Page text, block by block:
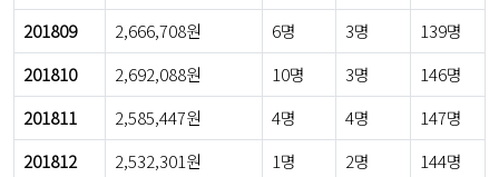
201809
2,666,708원 6명 3명
139명
201810
2,692,088원 10명 3명
146명
201811
2,585,447원 4명 4명
147명
201812
2,532,301원 1명 2명
144명